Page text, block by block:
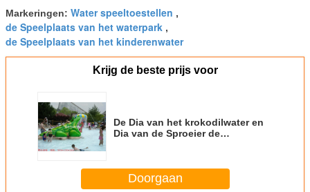
Markeringen: Water speeltoestellen ,
de Speelplaats van het waterpark ,
de Speelplaats van het kinderenwater
Krijg de beste prijs voor
De Dia van het krokodilwater en
Dia van de Sproeier de
Doorgaan